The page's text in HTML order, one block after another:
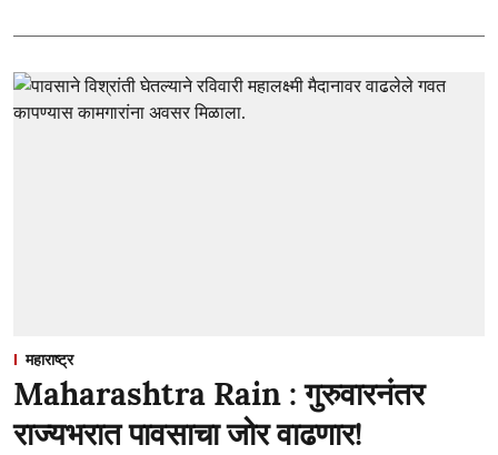
महाराष्ट्र
Maharashtra Rain : गुरुवारनंतर
राज्यभरात पावसाचा जोर वाढणार!